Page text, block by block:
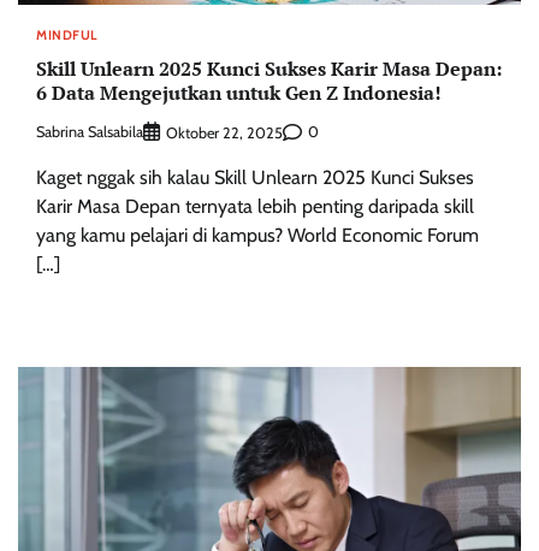
MINDFUL
Skill Unlearn 2025 Kunci Sukses Karir Masa Depan:
6 Data Mengejutkan untuk Gen Z Indonesia!
Sabrina Salsabila Oktober 22, 2025 0
Kaget nggak sih kalau Skill Unlearn 2025 Kunci Sukses
Karir Masa Depan ternyata lebih penting daripada skill
yang kamu pelajari di kampus? World Economic Forum
[…]